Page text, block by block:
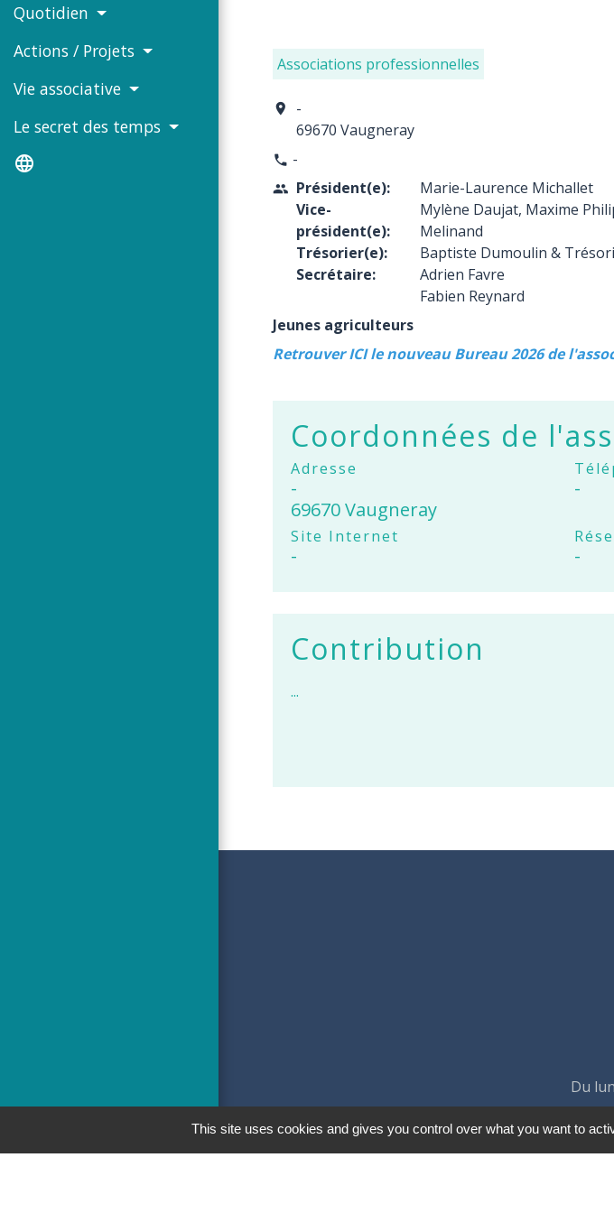
Quotidien
Actions / Projets
Vie associative
Le secret des temps
language
Associations professionnelles
location_on
-
69670 Vaugneray
phone -
people Président(e):
Vice-
président(e):
Trésorier(e):
Secrétaire:
Marie-Laurence Michallet
Mylène Daujat, Maxime
Melinand
Baptiste Dumoulin &
Adrien Favre
Fabien Reynard
Jeunes agriculteurs
Retrouver ICI le nouveau Bureau 2026 de
Coordonnées de
Adresse
-
69670 Vaugneray
-
Site Internet
- -
Contribution
...
Du
This site uses cookies and gives you control over what you want to